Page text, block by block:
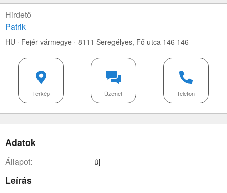
Hirdető
Patrik
HU · Fejér vármegye · 8111 Seregélyes, Fő utca 146 146
Telefon
Üzenet
Térkép
Adatok
állapot: új
Leírás